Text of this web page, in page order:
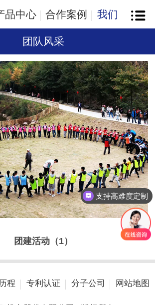
品中心 合作案例 我们
团队风采
团建活动（1）
程 专利认证 分子公司 网站地图
支持高难度定制
咨询：18069873023